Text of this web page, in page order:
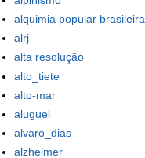
alquimia popular brasileira
alrj
alta resolução
alto_tiete
alto-mar
aluguel
alvaro_dias
alzheimer